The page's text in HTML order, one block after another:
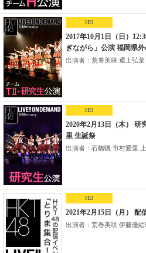
HD
2017年10月1日（日）
ぎながら」公演 福岡県
出演者：荒巻美咲 運上弘菜
HD
2020年2月13日（木） 研
里 生誕祭
出演者：石橋颯 市村愛里 上
HD
2021年2月15日（月） 配
出演者：荒巻美咲 伊藤優絵